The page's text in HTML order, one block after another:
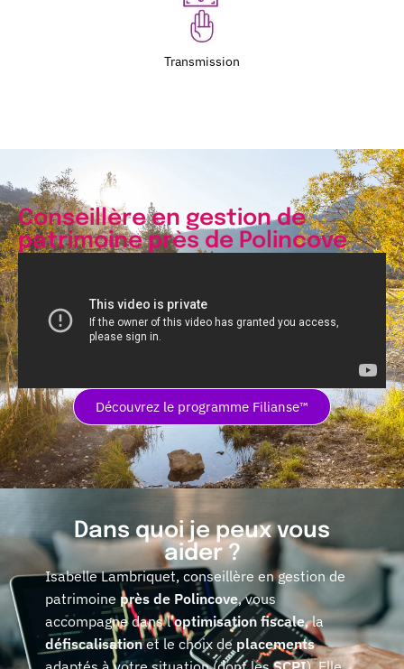
Transmission
Conseillère en gestion de
patrimoine près de Polincove
Découvrez le programme Filianse™
Dans quoi je peux vous
aider ?
Isabelle Lambriquet, conseillère en gestion de
patrimoine près de Polincove, vous
accompagne dans l’optimisation fiscale, la
défiscalisationet le choix de placements